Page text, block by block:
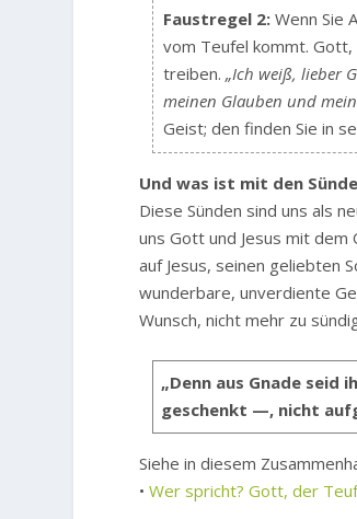
Faustregel 2:Wenn Sie
vom Teufel kommt. Gott,
treiben. „Ich weiß, lieber
meinen Glauben und
Geist; den finden Sie in
Und was ist mit den
Diese Sünden sind uns als
uns Gott und Jesus mit
auf Jesus, seinen geliebten
wunderbare, unverdiente
Wunsch, nicht mehr zu
„Denn aus Gnade
geschenkt —, nicht
Siehe in diesem
•Wer spricht? Gott, der